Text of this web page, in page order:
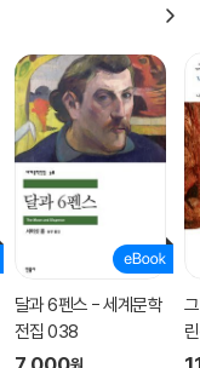
달과 6펜스 - 세계문학
전집 038